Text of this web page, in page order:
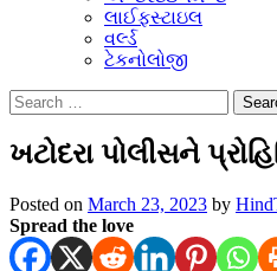
લાઈફસ્ટાઇલ
વર્લ્ડ
ટેકનોલોજી
Search
for:
ખટોદરા પોલીસને
Posted on March 23, 2023 by
Spread the love